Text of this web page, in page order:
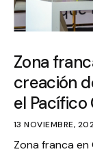
Zona
creación
el Pacífico
13 NOVIEMBRE,
Zona franca